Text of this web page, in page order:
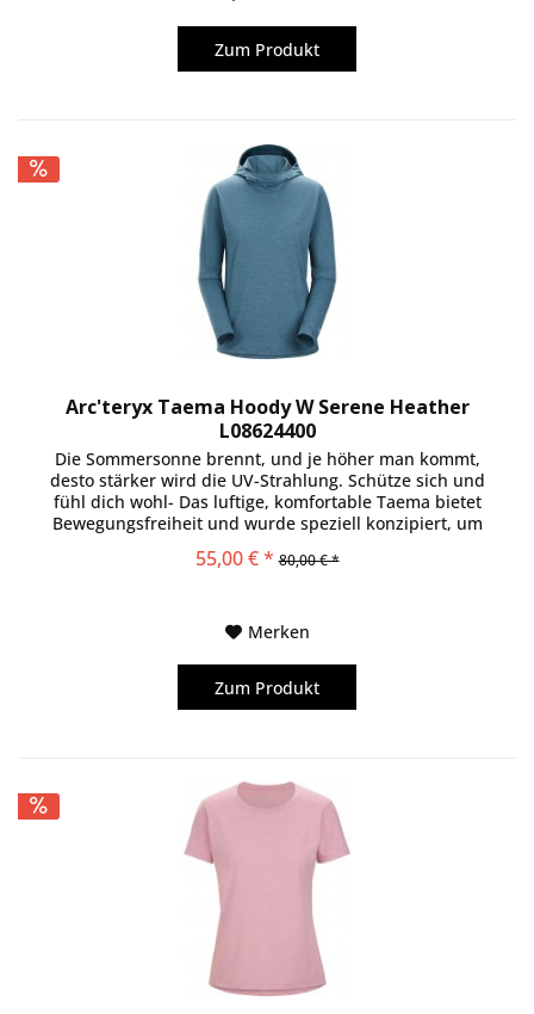
Zum Produkt
Arc'teryx Taema Hoody W Serene Heather
L08624400
Die Sommersonne brennt, und je höher man kommt,
desto stärker wird die UV-Strahlung. Schütze sich und
fühl dich wohl- Das luftige, komfortable Taema bietet
Bewegungsfreiheit und wurde speziell konzipiert, um
55,00 € * 80,00 € *
Merken
Zum Produkt